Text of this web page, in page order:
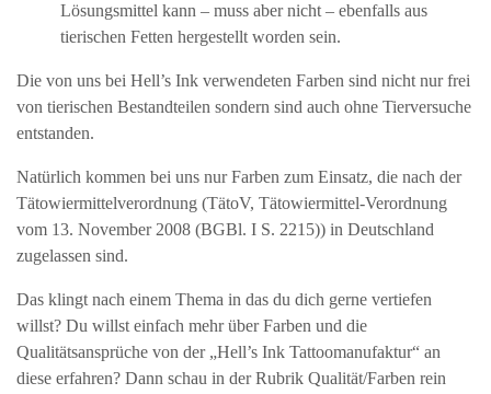
Lösungsmittel kann – muss aber nicht – ebenfalls aus
tierischen Fetten hergestellt worden sein.
Die von uns bei Hell’s Ink verwendeten Farben sind nicht nur frei
von tierischen Bestandteilen sondern sind auch ohne Tierversuche
entstanden.
Natürlich kommen bei uns nur Farben zum Einsatz, die nach der
Tätowiermittelverordnung (TätoV, Tätowiermittel-Verordnung
vom 13. November 2008 (BGBl. I S. 2215)) in Deutschland
zugelassen sind.
Das klingt nach einem Thema in das du dich gerne vertiefen
willst? Du willst einfach mehr über Farben und die
Qualitätsansprüche von der „Hell’s Ink Tattoomanufaktur“ an
diese erfahren? Dann schau in der Rubrik Qualität/Farben rein